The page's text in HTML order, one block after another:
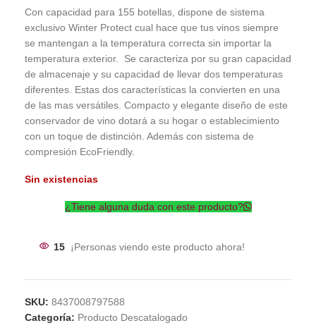
Con capacidad para 155 botellas, dispone de sistema
exclusivo Winter Protect cual hace que tus vinos siempre
se mantengan a la temperatura correcta sin importar la
temperatura exterior. Se caracteriza por su gran capacidad
de almacenaje y su capacidad de llevar dos temperaturas
diferentes. Estas dos características la convierten en una
de las mas versátiles. Compacto y elegante diseño de este
conservador de vino dotará a su hogar o establecimiento
con un toque de distinción. Además con sistema de
compresión EcoFriendly.
Sin existencias
¿Tiene alguna duda con este producto?
15 ¡Personas viendo este producto ahora!
SKU: 8437008797588
Categoría: Producto Descatalogado